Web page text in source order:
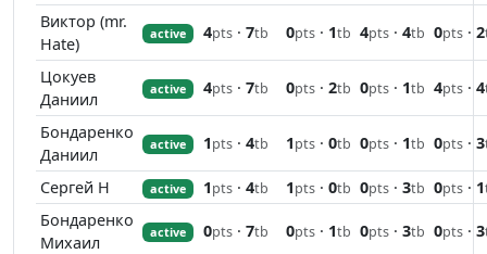
Виктор (mr.
Hate)
active 4pts · 7tb 0pts · 1tb 4pts · 4tb 0pts · 2
Цокуев
Даниил
active 4pts · 7tb 0pts · 2tb 0pts · 1tb 4pts · 4
Бондаренко
Даниил
active 1pts · 4tb 1pts · 0tb 0pts · 1tb 0pts · 3
Сергей Н active 1pts · 4tb 1pts · 0tb 0pts · 3tb 0pts · 1
Бондаренко
Михаил
active 0pts · 7tb 0pts · 1tb 0pts · 3tb 0pts · 3